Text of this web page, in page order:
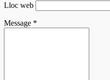
Lloc web
Message *